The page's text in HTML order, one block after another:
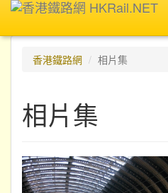
香港鐵路網
相片集
相片集